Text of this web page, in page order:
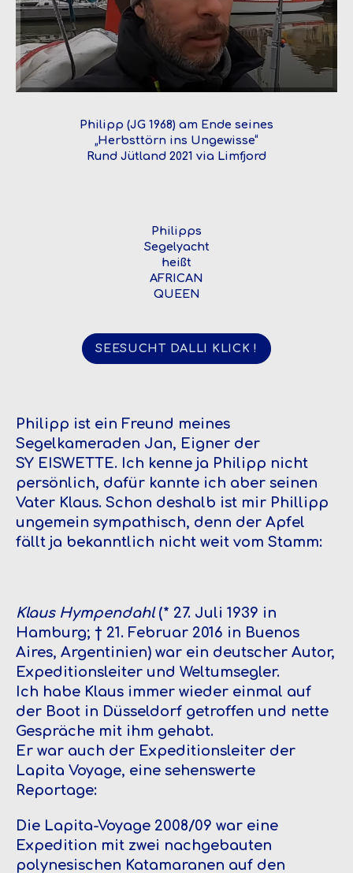
Philipp (JG 1968) am Ende seines
„Herbsttörn ins Ungewisse“
Rund Jütland 2021 via Limfjord
Philipps
Segelyacht
heißt
AFRICAN
QUEEN
SEESUCHT DALLI KLICK !
Philipp ist ein Freund meines
Segelkameraden Jan, Eigner der
SY EISWETTE. Ich kenne ja Philipp nicht
persönlich, dafür kannte ich aber seinen
Vater Klaus. Schon deshalb ist mir Phillipp
ungemein sympathisch, denn der Apfel
fällt ja bekanntlich nicht weit vom Stamm:
Klaus Hympendahl(* 27. Juli 1939 in
Hamburg; † 21. Februar 2016 in Buenos
Aires, Argentinien) war ein deutscher Autor,
Expeditionsleiter und Weltumsegler.
Ich habe Klaus immer wieder einmal auf
der Boot in Düsseldorf getroffen und nette
Gespräche mit ihm gehabt.
Er war auch der Expeditionsleiter der
Lapita Voyage, eine sehenswerte
Reportage:
Die Lapita-Voyage 2008/09 war eine
Expedition mit zwei nachgebauten
polynesischen Katamaranen auf den